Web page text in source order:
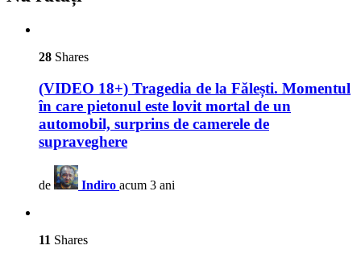
28 Shares
(VIDEO 18+) Tragedia de la Fălești. Momentul
în care pietonul este lovit mortal de un
automobil, surprins de camerele de
supraveghere
de Indiro acum 3 ani
11 Shares